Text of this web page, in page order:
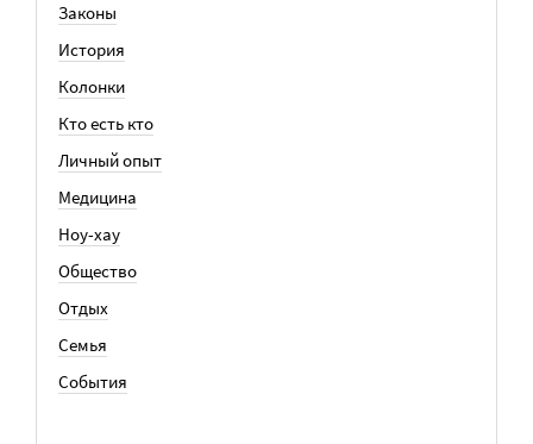
Законы
История
Колонки
Кто есть кто
Личный опыт
Медицина
Ноу-хау
Общество
Отдых
Семья
События